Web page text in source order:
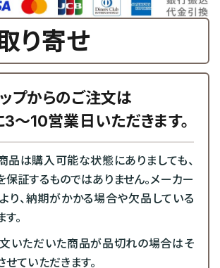
り寄せ
プからのご注文は
～10営業日いただきます。
は購入可能な状態にありましても、
保証するものではありません。メーカー
り、納期がかかる場合や欠品している
。
いただいた商品が品切れの場合はそ
ていただきます。